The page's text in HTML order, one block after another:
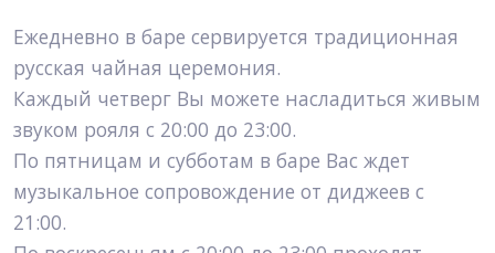
Ежедневно в баре сервируется традиционная
русская чайная церемония.
Каждый четверг Вы можете насладиться живым
звуком рояля с 20:00 до 23:00.
По пятницам и субботам в баре Вас ждет
музыкальное сопровождение от диджеев с
21:00.